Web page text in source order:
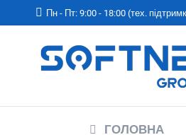
Пн - Пт: 9:00 - 18:00 (тех.
ГОЛОВНА